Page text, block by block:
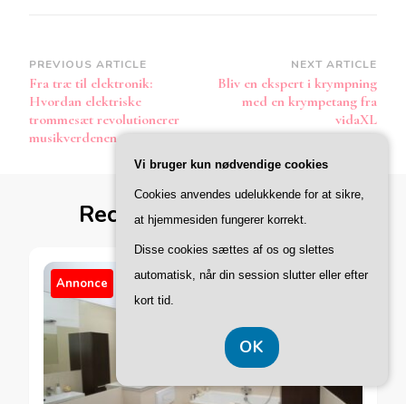
Post
Navigation
PREVIOUS ARTICLE
Fra træ til elektronik:
Hvordan elektriske
trommesæt revolutionerer
musikverdenen
NEXT ARTICLE
Bliv en ekspert i krympning
med en krympetang fra
vidaXL
Recommended Articles
Annonce
Vi bruger kun nødvendige cookies
Cookies anvendes udelukkende for at sikre,
at hjemmesiden fungerer korrekt.
Disse cookies sættes af os og slettes
automatisk, når din session slutter eller efter
kort tid.
OK